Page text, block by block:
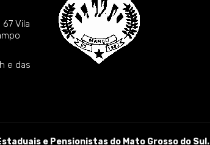
Vila
e das
e Pensionistas do Mato Grosso do Sul.